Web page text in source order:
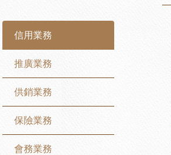
信用業務
推廣業務
供銷業務
保險業務
會務業務